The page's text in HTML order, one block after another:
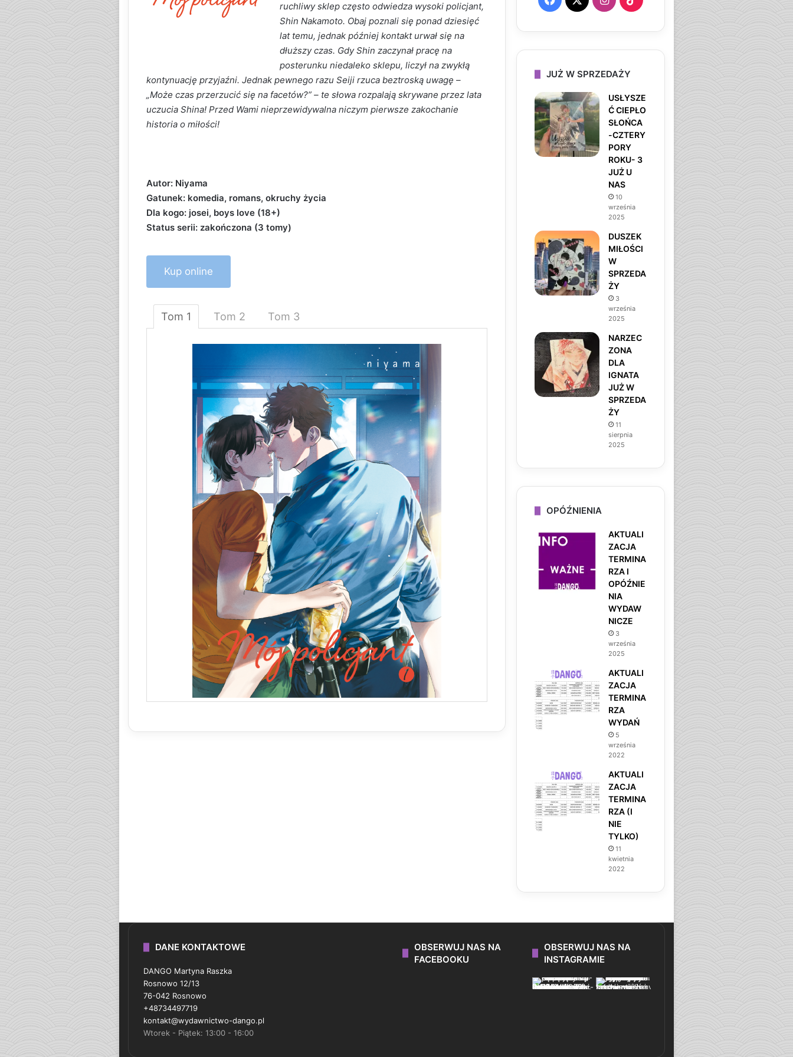
ruchliwy sklep często odwiedza wysoki policjant,
Shin Nakamoto. Obaj poznali się ponad dziesięć
lat temu, jednak później kontakt urwał się na
dłuższy czas. Gdy Shin zaczynał pracę na
posterunku niedaleko sklepu, liczył na zwykłą
kontynuację przyjaźni. Jednak pewnego razu Seiji rzuca beztroską uwagę –
„Może czas przerzucić się na facetów?” – te słowa rozpalają skrywane przez lata
uczucia Shina! Przed Wami nieprzewidywalna niczym pierwsze zakochanie
historia o miłości!
Autor: Niyama
Gatunek: komedia, romans, okruchy życia
Dla kogo: josei, boys love (18+)
Status serii: zakończona (3 tomy)
Kup online
Tom 1 Tom 2 Tom 3
c
e
b
o
o
s
t
a
g
r
a
m
k
o
k
JUŻ W SPRZEDAŻY
USŁYSZE
Ć CIEPŁO
SŁOŃCA
-CZTERY
PORY
ROKU- 3
JUŻ U
NAS
10
września
2025
DUSZEK
MIŁOŚCI
W
SPRZEDA
ŻY
3
września
2025
NARZEC
ZONA
DLA
IGNATA
JUŻ W
SPRZEDA
ŻY
11
sierpnia
2025
OPÓŹNIENIA
AKTUALI
ZACJA
TERMINA
RZA I
OPÓŹNIE
NIA
WYDAW
NICZE
3
września
2025
AKTUALI
ZACJA
TERMINA
RZA
WYDAŃ
5
września
2022
AKTUALI
ZACJA
TERMINA
RZA (I
NIE
TYLKO)
11
kwietnia
2022
DANE KONTAKTOWE
DANGO Martyna Raszka
Rosnowo 12/13
76-042 Rosnowo
+48734497719
kontakt@wydawnictwo-dango.pl
Wtorek - Piątek: 13:00 - 16:00
OBSERWUJ NAS NA
FACEBOOKU
OBSERWUJ NAS NA
INSTAGRAMIE